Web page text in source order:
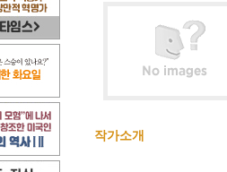
작가소개